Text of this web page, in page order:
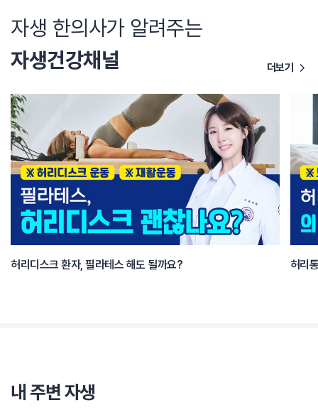
자생 한의사가 알려주는
자생건강채널
더보기
허리디스크 환자, 필라테스 해도 될까요? 허리
내 주변 자생